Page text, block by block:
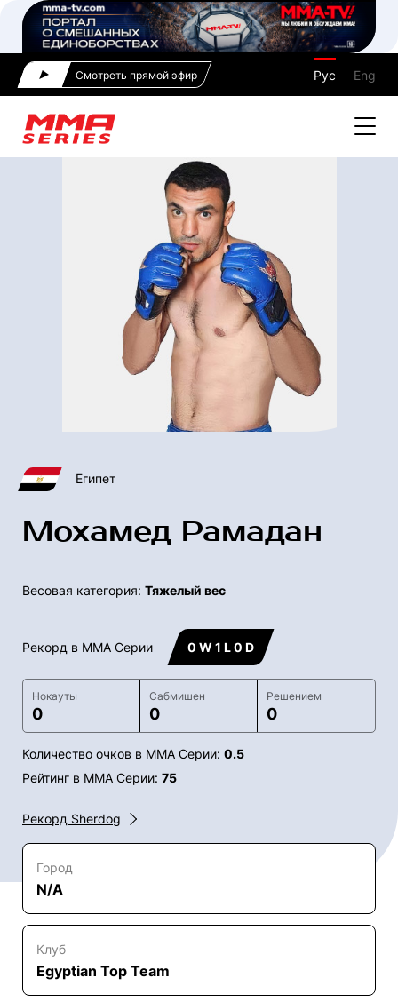
Смотреть прямой эфир Рус Eng
Египет
Мохамед Рамадан
Весовая категория: Тяжелый вес
Рекорд в ММА Серии 0 W 1 L 0 D
Нокауты
0
Сабмишен
0
Решением
0
Количество очков в ММА Серии: 0.5
Рейтинг в ММА Серии: 75
Рекорд Sherdog
Город
N/A
Клуб
Egyptian Top Team